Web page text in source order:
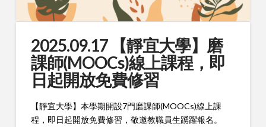
2025.09.17 【靜宜大學】磨
課師(MOOCs)線上課程，即
日起開放免費修習
【靜宜大學】本學期開設7門磨課師(MOOCs)線上課
程，即日起開放免費修習，敬邀教職員生踴躍報名。